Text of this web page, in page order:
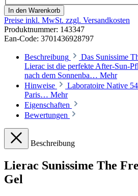
In den Warenkorb
Preise inkl. MwSt. zzgl. Versandkosten
Produktnummer: 143347
Ean-Code: 3701436928797
Beschreibung
Das Sunissime
Lierac ist die perfekte After-Sun-
nach dem Sonnenba… Mehr
Hinweise
Laboratoire Native
Paris… Mehr
Eigenschaften
Bewertungen
Beschreibung
Lierac Sunissime The
Gel